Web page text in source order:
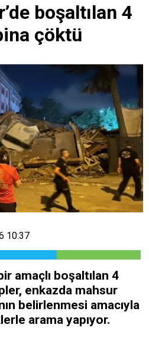
boşaltılan 4
çöktü
10:37
amaçlı boşaltılan 4
enkazda mahsur
belirlenmesi amacıyla
arama yapıyor.